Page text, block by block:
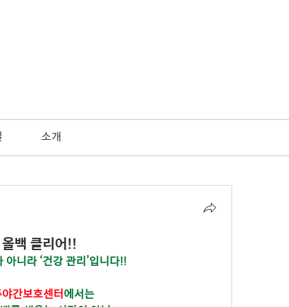
소개
백 클리어!!
아니라 ‘건강 관리’입니다!!
간보호센터에서는